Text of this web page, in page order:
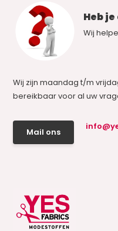
Heb
Wij
Wij zijn maandag t/m
bereikbaar voor al uw
Mail ons